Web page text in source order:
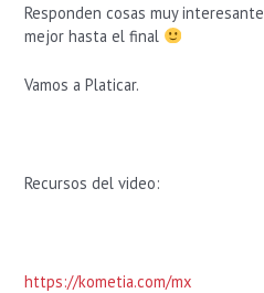
Responden cosas muy
mejor hasta el final
Vamos a Platicar.
Recursos del video:
https://kometia.com/mx